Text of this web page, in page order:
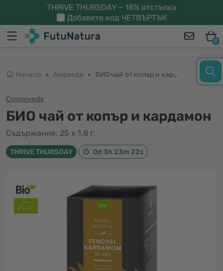
THRIVE THURSDAY – 18% отстъпка
Добавете код ЧЕТВЪРТЪК
0
Начало Аюрведа БИО чай от копър и кардамон
Cosmoveda
БИО чай от копър и кардамон
Съдържание: 25 x 1,8 г.
THRIVE THURSDAY 0d 3h 23m 22s